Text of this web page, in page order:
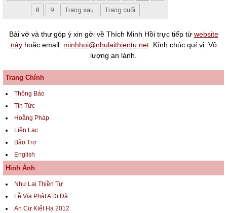
8
9 Trang sau Trang cuối
Bài vở và thư góp ý xin gởi về Thích Minh Hồi trực tiếp từ website
nàyhoặc email: minhhoi@nhulaithientu.net. Kính chúc quí vị: Vô
lượng an lành.
Trang Chính
Thông Báo
Tin Tức
Hoằng Pháp
Liên Lạc
Bảo Trợ
English
Hình Ảnh
Như Lai Thiền Tự
Lễ Vía Phật A Di Đà
An Cư Kiết Hạ 2012